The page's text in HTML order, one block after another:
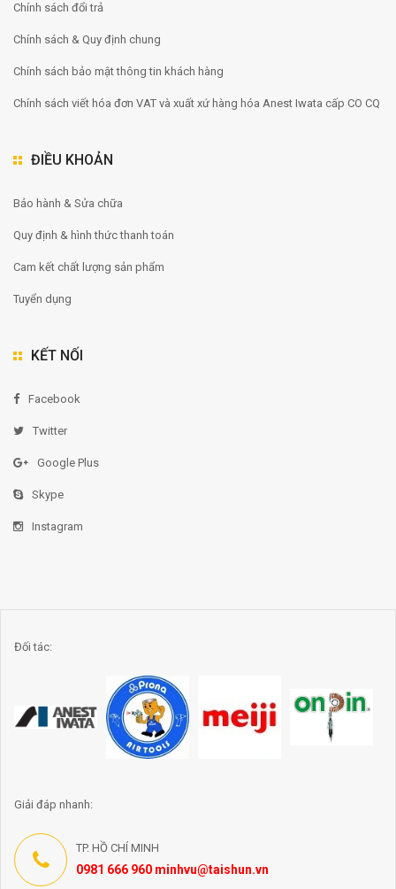
Chính sách đổi trả
Chính sách & Quy định chung
Chính sách bảo mật thông tin khách hàng
Chính sách viết hóa đơn VAT và xuất xứ hàng hóa Anest Iwata cấp CO CQ
ĐIỀU KHOẢN
Bảo hành & Sửa chữa
Quy định & hình thức thanh toán
Cam kết chất lượng sản phẩm
Tuyển dụng
KẾT NỐI
Facebook
Twitter
Google Plus
Skype
Instagram
Đối tác:
Giải đáp nhanh:
TP. HỒ CHÍ MINH
0981 666 960 minhvu@taishun.vn